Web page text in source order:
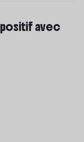
positif avec